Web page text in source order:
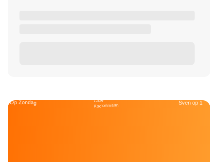
Op Zondag Café
Kockelmann Sven op 1